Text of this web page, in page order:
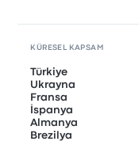
KÜRESEL KAPSAM
Türkiye
Ukrayna
Fransa
İspanya
Almanya
Brezilya